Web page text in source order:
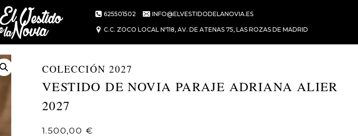
625501502 INFO@ELVESTIDODELANOVIA.ES
C.C. ZOCO LOCAL Nº118, AV. DE ATENAS 75, LAS ROZAS DE MADRID
ADRIANA ALIER 2027
COLECCIÓN 2027
VESTIDO DE NOVIA PARAJE ADRIANA ALIER
2027
1.500,00 €